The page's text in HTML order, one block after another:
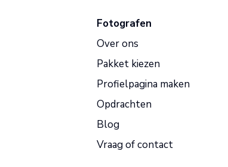
Fotografen
Over ons
Pakket kiezen
Profielpagina maken
Opdrachten
Blog
Vraag of contact